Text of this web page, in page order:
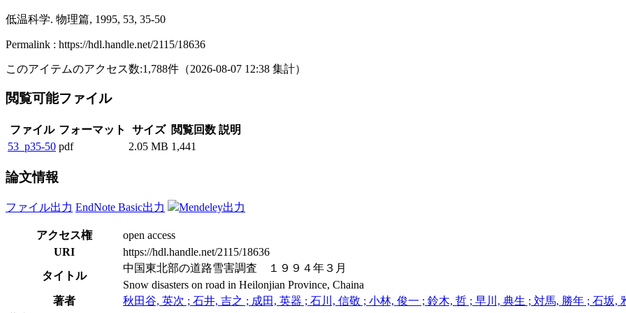
低温科学. 物理篇, 1995, 53, 35-50
Permalink : https://hdl.handle.net/2115/18636
このアイテムのアクセス数:1,788件 （2026-08-07 12:38 集計）
閲覧可能ファイル
ファイル フォーマット サイズ 閲覧回数 説明
53_p35-50 pdf 2.05 MB 1,441
論文情報
ファイル出力 EndNote Basic出力 Mendeley出力
アクセス権
open access
URI
https://hdl.handle.net/2115/18636
タイトル
中国東北部の道路雪害調査 １９９４年３月
Snow disasters on road in Heilonjian Province, Chaina
著者
秋田谷, 英次 ; 石井, 吉之 ; 成田, 英器 ; 石川, 信敬 ; 小林, 俊一 ; 鈴木, 哲 ; 早川, 典生 ; 対馬, 勝年 ; 石坂,